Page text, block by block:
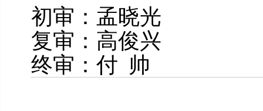
初审：孟晓光
复审：高俊兴
终审：付 帅